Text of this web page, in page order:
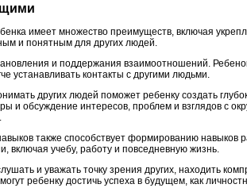
имеет множество преимуществ, включая
и понятным для других людей.
и поддержания взаимоотношений.
устанавливать контакты с другими людьми.
других людей поможет ребенку создать
и обсуждение интересов, проблем и взглядов с
также способствует формированию навыков
включая учебу, работу и повседневную жизнь.
и уважать точку зрения других, находить
ребенку достичь успеха в будущем, как